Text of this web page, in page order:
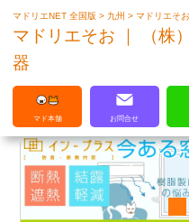
マドリエは
クリアした住
マドリエNET 全国版> 九州>マドリエそ
マドリエそお ｜ （株
器
マド本舗 お問合せ